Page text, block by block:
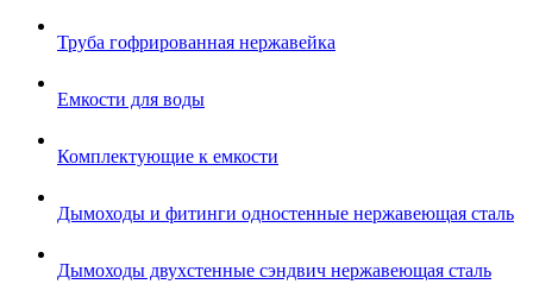
Труба гофрированная нержавейка
Емкости для воды
Комплектующие к емкости
Дымоходы и фитинги одностенные нержавеющая сталь
Дымоходы двухстенные сэндвич нержавеющая сталь